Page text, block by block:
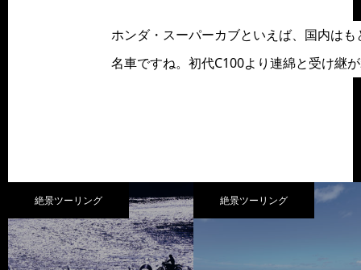
ホンダ・スーパーカブといえば、国内は
名車ですね。初代C100より連綿と受け継
絶景ツーリング 絶景ツーリング